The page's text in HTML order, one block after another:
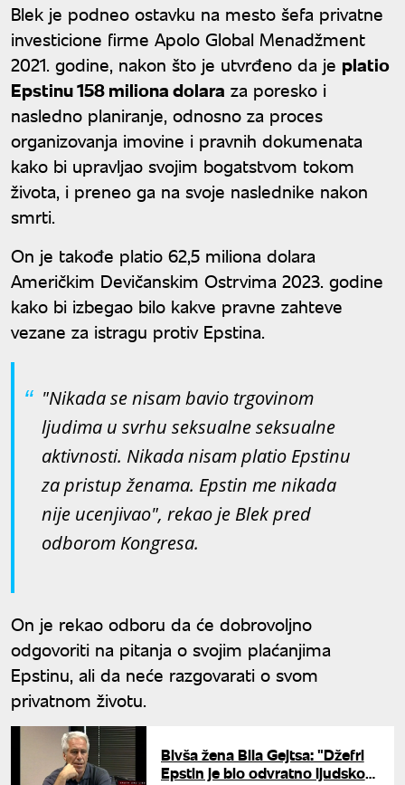
Blek je podneo ostavku na mesto šefa privatne
investicione firme Apolo Global Menadžment
2021. godine, nakon što je utvrđeno da je platio
Epstinu 158 miliona dolara za poresko i
nasledno planiranje, odnosno za proces
organizovanja imovine i pravnih dokumenata
kako bi upravljao svojim bogatstvom tokom
života, i preneo ga na svoje naslednike nakon
smrti.
On je takođe platio 62,5 miliona dolara
Američkim Devičanskim Ostrvima 2023. godine
kako bi izbegao bilo kakve pravne zahteve
vezane za istragu protiv Epstina.
"Nikada se nisam bavio trgovinom
ljudima u svrhu seksualne seksualne
aktivnosti. Nikada nisam platio Epstinu
za pristup ženama. Epstin me nikada
nije ucenjivao", rekao je Blek pred
odborom Kongresa.
On je rekao odboru da će dobrovoljno
odgovoriti na pitanja o svojim plaćanjima
Epstinu, ali da neće razgovarati o svom
privatnom životu.
Bivša žena Bila Gejtsa: "Džefri
Epstin je bio odvratno ljudsko